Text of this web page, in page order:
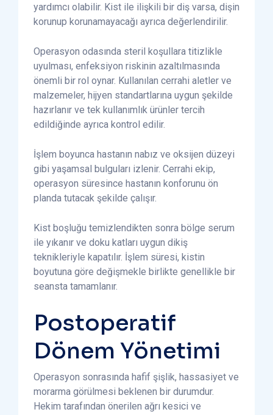
yardımcı olabilir. Kist ile ilişkili bir diş varsa, dişin
korunup korunamayacağı ayrıca değerlendirilir.
Operasyon odasında steril koşullara titizlikle
uyulması, enfeksiyon riskinin azaltılmasında
önemli bir rol oynar. Kullanılan cerrahi aletler ve
malzemeler, hijyen standartlarına uygun şekilde
hazırlanır ve tek kullanımlık ürünler tercih
edildiğinde ayrıca kontrol edilir.
İşlem boyunca hastanın nabız ve oksijen düzeyi
gibi yaşamsal bulguları izlenir. Cerrahi ekip,
operasyon süresince hastanın konforunu ön
planda tutacak şekilde çalışır.
Kist boşluğu temizlendikten sonra bölge serum
ile yıkanır ve doku katları uygun dikiş
teknikleriyle kapatılır. İşlem süresi, kistin
boyutuna göre değişmekle birlikte genellikle bir
seansta tamamlanır.
Postoperatif
Dönem Yönetimi
Operasyon sonrasında hafif şişlik, hassasiyet ve
morarma görülmesi beklenen bir durumdur.
Hekim tarafından önerilen ağrı kesici ve